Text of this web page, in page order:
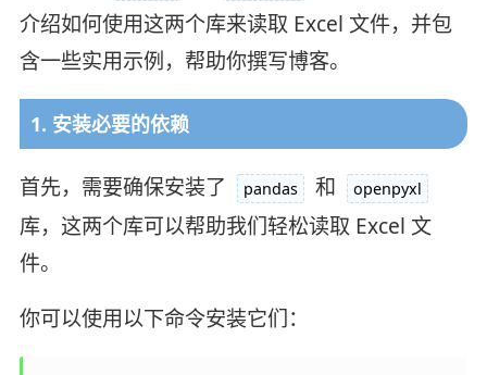
介绍如何使用这两个库来读取 Excel 文件，并包
含一些实用示例，帮助你撰写博客。
1. 安装必要的依赖
首先，需要确保安装了 pandas 和 openpyxl
库，这两个库可以帮助我们轻松读取 Excel 文
件。
你可以使用以下命令安装它们：